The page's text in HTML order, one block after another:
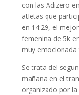
con las Adizero
atletas que
en 14:29, el
femenina de 5k
muy emocionada
Se trata del
mañana en el
organizado por la